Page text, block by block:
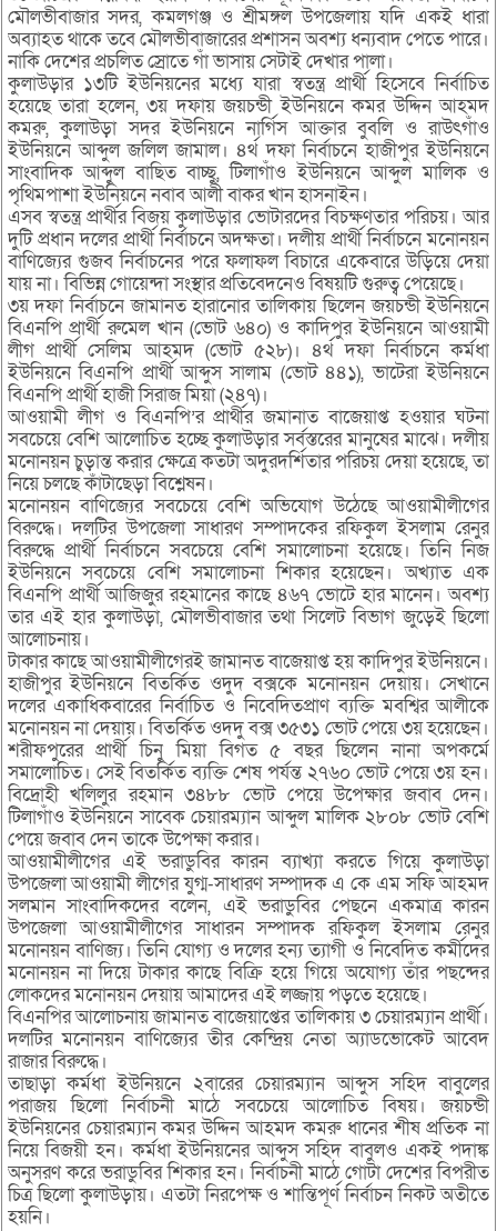
মৌলভীবাজার সদর, কমলগঞ্জ ও শ্রীমঙ্গল উপজেলায় যদি একই ধারা
অব্যাহত থাকে তবে মৌলভীবাজারের প্রশাসন অবশ্য ধন্যবাদ পেতে পারে।
নাকি দেশের প্রচলিত স্রোতে গাঁ ভাসায় সেটাই দেখার পালা।
কুলাউড়ার ১৩টি ইউনিয়নের মধ্যে যারা স্বতন্ত্র প্রার্থী হিসেবে নির্বাচিত
হয়েছে তারা হলেন, ৩য় দফায় জয়চন্ডী ইউনিয়নে কমর উদ্দিন আহমদ
কমরু, কুলাউড়া সদর ইউনিয়নে নার্গিস আক্তার বুবলি ও রাউৎগাঁও
ইউনিয়নে আব্দুল জলিল জামাল। ৪র্থ দফা নির্বাচনে হাজীপুর ইউনিয়নে
সাংবাদিক আব্দুল বাছিত বাচ্ছু, টিলাগাঁও ইউনিয়নে আব্দুল মালিক ও
পৃথিমপাশা ইউনিয়নে নবাব আলী বাকর খান হাসনাইন।
এসব স্বতন্ত্র প্রার্থীর বিজয় কুলাউড়ার ভোটারদের বিচক্ষণতার পরিচয়। আর
দুটি প্রধান দলের প্রার্থী নির্বাচনে অদক্ষতা। দলীয় প্রার্থী নির্বাচনে মনোনয়ন
বাণিজ্যের গুজব নির্বাচনের পরে ফলাফল বিচারে একেবারে উড়িয়ে দেয়া
যায় না। বিভিন্ন গোয়েন্দা সংস্থার প্রতিবেদনেও বিষয়টি গুরুত্ব পেয়েছে।
৩য় দফা নির্বাচনে জামানত হারানোর তালিকায় ছিলেন জয়চন্ডী ইউনিয়নে
বিএনপি প্রার্থী রুমেল খান (ভোট ৬৪০) ও কাদিপুর ইউনিয়নে আওয়ামী
লীগ প্রার্থী সেলিম আহমদ (ভোট ৫২৮)। ৪র্থ দফা নির্বাচনে কর্মধা
ইউনিয়নে বিএনপি প্রার্থী আব্দুস সালাম (ভোট ৪৪১), ভাটেরা ইউনিয়নে
বিএনপি প্রার্থী হাজী সিরাজ মিয়া (২৪৭)।
আওয়ামী লীগ ও বিএনপি’র প্রার্থীর জমানাত বাজেয়াপ্ত হওয়ার ঘটনা
সবচেয়ে বেশি আলোচিত হচ্ছে কুলাউড়ার সর্বস্তরের মানুষের মাঝে। দলীয়
মনোনয়ন চুড়ান্ত করার ক্ষেত্রে কতটা অদুরদর্শিতার পরিচয় দেয়া হয়েছে, তা
নিয়ে চলছে কাঁটাছেড়া বিশ্লেষন।
মনোনয়ন বাণিজ্যের সবচেয়ে বেশি অভিযোগ উঠেছে আওয়ামীলীগের
বিরুদ্ধে। দলটির উপজেলা সাধারণ সম্পাদকের রফিকুল ইসলাম রেনুর
বিরুদ্ধে প্রার্থী নির্বাচনে সবচেয়ে বেশি সমালোচনা হয়েছে। তিনি নিজ
ইউনিয়নে সবচেয়ে বেশি সমালোচনা শিকার হয়েছেন। অখ্যাত এক
বিএনপি প্রার্থী আজিজুর রহমানের কাছে ৪৬৭ ভোটে হার মানেন। অবশ্য
তার এই হার কুলাউড়া, মৌলভীবাজার তথা সিলেট বিভাগ জুড়েই ছিলো
আলোচনায়।
টাকার কাছে আওয়ামীলীগেরই জামানত বাজেয়াপ্ত হয় কাদিপুর ইউনিয়নে।
হাজীপুর ইউনিয়নে বিতর্কিত ওদুদ বক্সকে মনোনয়ন দেয়ায়। সেখানে
দলের একাধিকবারের নির্বাচিত ও নিবেদিতপ্রাণ ব্যক্তি মবশ্বির আলীকে
মনোনয়ন না দেয়ায়। বিতর্কিত ওদদু বক্স ৩৫৩১ ভোট পেয়ে ৩য় হয়েছেন।
শরীফপুরের প্রার্থী চিনু মিয়া বিগত ৫ বছর ছিলেন নানা অপকর্মে
সমালোচিত। সেই বিতর্কিত ব্যক্তি শেষ পর্যন্ত ২৭৬০ ভোট পেয়ে ৩য় হন।
বিদ্রোহী খলিলুর রহমান ৩৪৮৮ ভোট পেয়ে উপেক্ষার জবাব দেন।
টিলাগাঁও ইউনিয়নে সাবেক চেয়ারম্যান আব্দুল মালিক ২৮০৮ ভোট বেশি
পেয়ে জবাব দেন তাকে উপেক্ষা করার।
আওয়ামীলীগের এই ভরাডুবির কারন ব্যাখ্যা করতে গিয়ে কুলাউড়া
উপজেলা আওয়ামী লীগের যুগ্ম-সাধারণ সম্পাদক এ কে এম সফি আহমদ
সলমান সাংবাদিকদের বলেন, এই ভরাডুবির পেছনে একমাত্র কারন
উপজেলা আওয়ামীলীগের সাধারন সম্পাদক রফিকুল ইসলাম রেনুর
মনোনয়ন বাণিজ্য। তিনি যোগ্য ও দলের হন্য ত্যাগী ও নিবেদিত কর্মীদের
মনোনয়ন না দিয়ে টাকার কাছে বিক্রি হয়ে গিয়ে অযোগ্য তাঁর পছন্দের
লোকদের মনোনয়ন দেয়ায় আমাদের এই লজ্জায় পড়তে হয়েছে।
বিএনপির আলোচনায় জামানত বাজেয়াপ্তের তালিকায় ৩ চেয়ারম্যান প্রার্থী।
দলটির মনোনয়ন বাণিজ্যের তীর কেন্দ্রিয় নেতা অ্যাডভোকেট আবেদ
রাজার বিরুদ্ধে।
তাছাড়া কর্মধা ইউনিয়নে ২বারের চেয়ারম্যান আব্দুস সহিদ বাবুলের
পরাজয় ছিলো নির্বাচনী মাঠে সবচেয়ে আলোচিত বিষয়। জয়চন্ডী
ইউনিয়নের চেয়ারম্যান কমর উদ্দিন আহমদ কমরু ধানের শীষ প্রতিক না
নিয়ে বিজয়ী হন। কর্মধা ইউনিয়নের আব্দুস সহিদ বাবুলও একই পদাঙ্ক
অনুসরণ করে ভরাডুবির শিকার হন। নির্বাচনী মাঠে গোটা দেশের বিপরীত
চিত্র ছিলো কুলাউড়ায়। এতটা নিরপেক্ষ ও শান্তিপূর্ণ নির্বাচন নিকট অতীতে
হয়নি।